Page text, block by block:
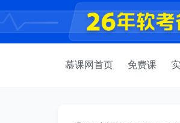
慕课网首页 免费课